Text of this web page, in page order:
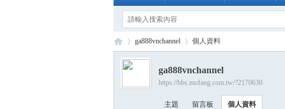
›
ga888vnchannel 個人資料
ga888vnchannel
https://bbs.mofang.com.tw/?2170630
主題 留言板 個人資料